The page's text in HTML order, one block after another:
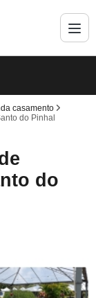
casamento
do Pinhal
do